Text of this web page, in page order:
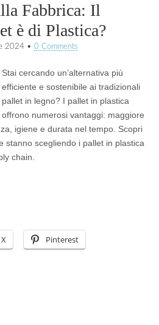
Fabbrica: Il
è di Plastica?
2024 • 0 Comments
Stai cercando un’alternativa più
efficiente e sostenibile ai tradizionali
pallet in legno? I pallet in plastica
offrono numerosi vantaggi: maggiore
igiene e durata nel tempo. Scopri
stanno scegliendo i pallet in plastica
chain.
X Pinterest